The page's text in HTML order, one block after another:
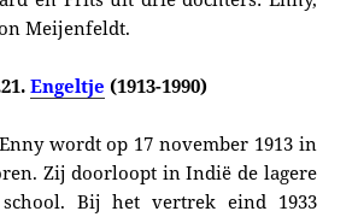
Meijenfeldt.
Engeltje (1913-1990)
wordt op 17 november 1913 in
Zij doorloopt in Indië de lagere
Bij het vertrek eind 1933